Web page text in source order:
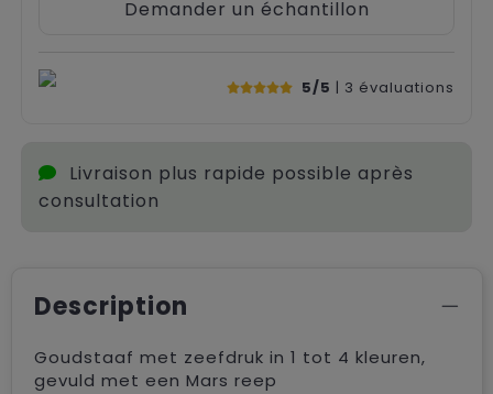
Demander un échantillon
5/5 | 3 évaluations
Livraison plus rapide possible après
consultation
Description
Goudstaaf met zeefdruk in 1 tot 4 kleuren,
gevuld met een Mars reep